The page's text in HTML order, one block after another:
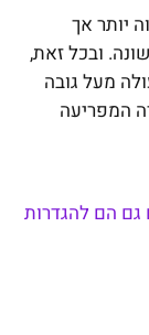
יותר אך
ובכל זאת,
מעל גובה
המפריעה
גם הם להגדרות